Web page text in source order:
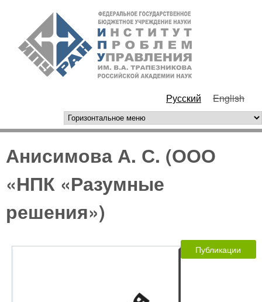
Перейти к основному
содержанию
РАН
Русский English
горизонтальное меню
Анисимова А. С. (ООО
«НПК «Разумные
решения»)
Публикации